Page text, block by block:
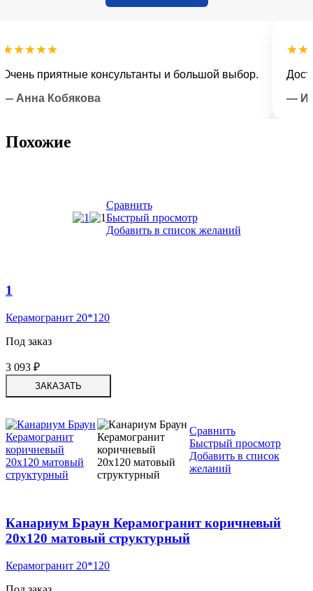
приятные консультанты и большой выбор.
Кобякова
— Илья
Похожие
Сравнить
Быстрый просмотр
Добавить в список желаний
1
Керамогранит 20*120
Под заказ
3 093 ₽
ЗАКАЗАТЬ
Сравнить
Быстрый просмотр
Добавить в список
желаний
Канариум Браун Керамогранит коричневый
20х120 матовый структурный
Керамогранит 20*120